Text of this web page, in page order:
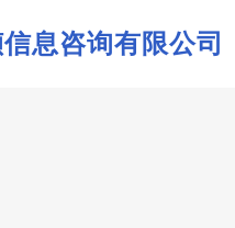
息咨询有限公司